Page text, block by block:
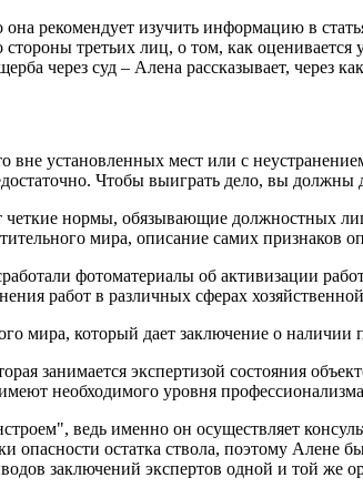
рекомендует изучить информацию в
третьих лиц, о том, как оценивается
через суд – Алена рассказывает, через
установленных мест или с
Чтобы выиграть дело, вы должны
четкие нормы, обязывающие должностных
мира, описание самих признаков
фотоматериалы об активизации
работ в различных сферах
мира, который дает заключение о наличии
занимается экспертизой состояния
необходимого уровня профессионализма
ведь именно он осуществляет
остатка ствола, поэтому Алене
заключений экспертов одной и той же